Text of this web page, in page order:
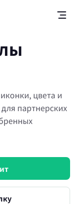
цвета и
партнерских